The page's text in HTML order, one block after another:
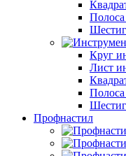
Круг
Лист
Полоса
Профнастил